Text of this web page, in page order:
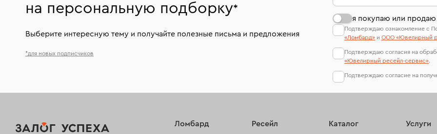
на персональную подборку*
Выберите интересную тему и получайте полезные письма и предложения
*для новых подписчиков
я покупаю или
Подтверждаю ознакомление с
«Ломбард» и ООО «Ювелирный
Подтверждаю согласия на
«Ювелирный ресейл-сервиc».
Подтверждаю согласие на
Ломбард Ресейл Каталог Услуги